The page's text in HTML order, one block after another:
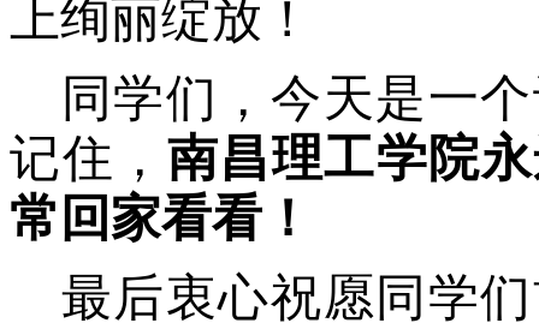
上绚丽绽放！
同学们，今天是一
记住， 南昌理工学院
常回家看看！
最后衷心祝愿同学